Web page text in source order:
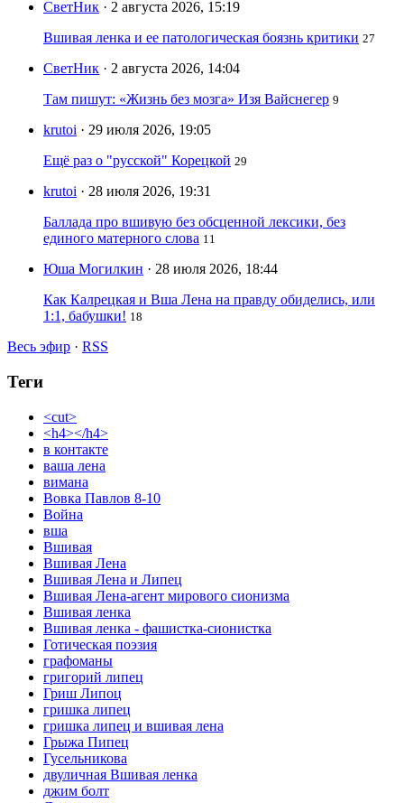
СветНик · 2 августа 2026, 15:19
Вшивая ленка и ее патологическая боязнь критики 27
СветНик · 2 августа 2026, 14:04
Там пишут: «Жизнь без мозга» Изя Вайснегер 9
krutoi · 29 июля 2026, 19:05
Ещё раз о "русской" Корецкой 29
krutoi · 28 июля 2026, 19:31
Баллада про вшивую без обсценной лексики, без
единого матерного слова 11
Юша Могилкин · 28 июля 2026, 18:44
Как Калрецкая и Вша Лена на правду обиделись, или
1:1, бабушки! 18
Весь эфир · RSS
Теги
<cut>
<h4></h4>
в контакте
ваша лена
вимана
Вовка Павлов 8-10
Война
вша
Вшивая
Вшивая Лена
Вшивая Лена и Липец
Вшивая Лена-агент мирового сионизма
Вшивая ленка
Вшивая ленка - фашистка-сионистка
Готическая поэзия
графоманы
григорий липец
Гриш Липоц
гришка липец
гришка липец и вшивая лена
Грыжа Пипец
Гусельникова
двуличная Вшивая ленка
джим болт